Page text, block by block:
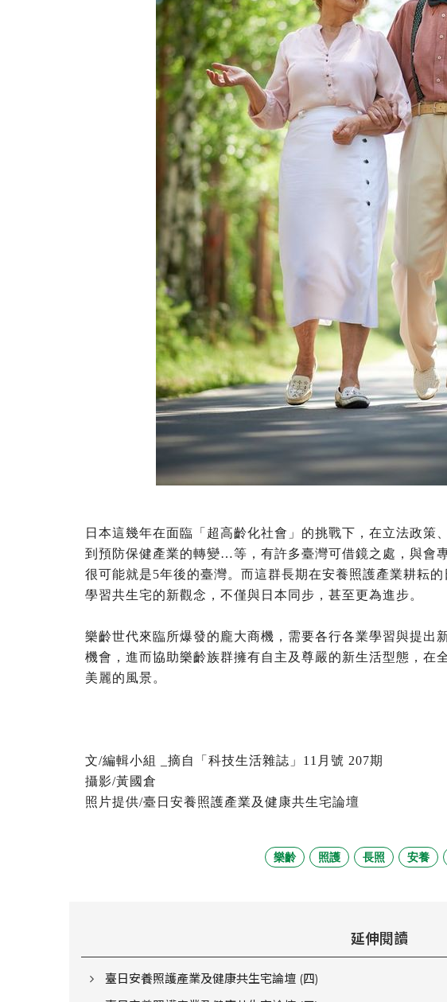
日本這幾年在面臨「超高齡化社會」的挑戰下，在立法政策
到預防保健產業的轉變…等，有許多臺灣可借鏡之處，與會
很可能就是5年後的臺灣。而這群長期在安養照護產業耕耘
學習共生宅的新觀念，不僅與日本同步，甚至更為進步。
樂齡世代來臨所爆發的龐大商機，需要各行各業學習與提出
機會，進而協助樂齡族群擁有自主及尊嚴的新生活型態，在
美麗的風景。
文/編輯小組 _摘自「科技生活雜誌」11月號 207期
攝影/黃國倉
照片提供/臺日安養照護產業及健康共生宅論壇
樂齡 照護 長照 安養
延伸閱讀
臺日安養照護產業及健康共生宅論壇 (四)